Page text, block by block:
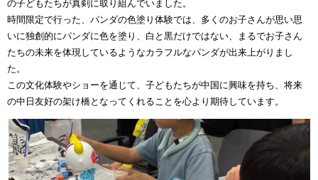
の子どもたちが真剣に取り組んでいました。
時間限定で行った、パンダの色塗り体験では、多くのお子さんが思い思
いに独創的にパンダに色を塗り、白と黒だけではない、まるでお子さん
たちの未来を体現しているようなカラフルなパンダが出来上がりまし
た。
この文化体験やショーを通じて、子どもたちが中国に興味を持ち、将来
の中日友好の架け橋となってくれることを心より期待しています。